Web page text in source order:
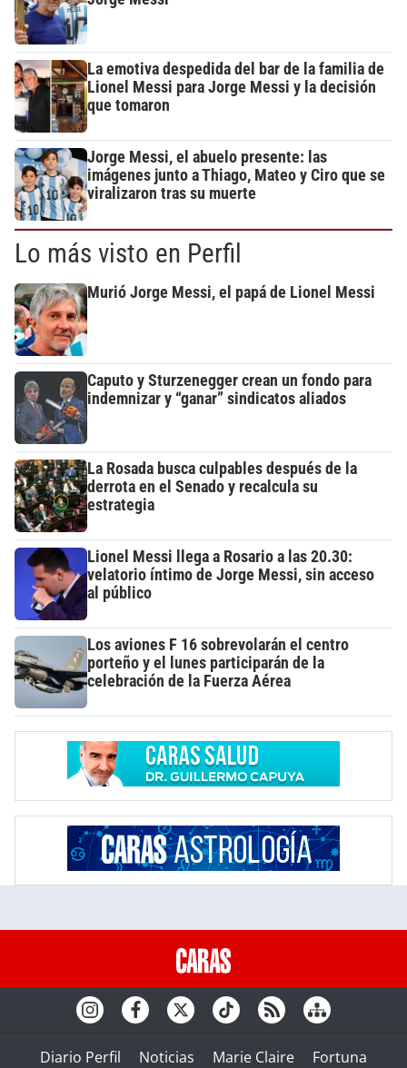
La emotiva despedida del bar de la familia de
Lionel Messi para Jorge Messi y la decisión
que tomaron
Jorge Messi, el abuelo presente: las
imágenes junto a Thiago, Mateo y Ciro que se
viralizaron tras su muerte
Lo más visto en Perfil
Murió Jorge Messi, el papá de Lionel Messi
Caputo y Sturzenegger crean un fondo para
indemnizar y “ganar” sindicatos aliados
La Rosada busca culpables después de la
derrota en el Senado y recalcula su
estrategia
Lionel Messi llega a Rosario a las 20.30:
velatorio íntimo de Jorge Messi, sin acceso
al público
Los aviones F 16 sobrevolarán el centro
porteño y el lunes participarán de la
celebración de la Fuerza Aérea
Diario Perfil Noticias Marie Claire Fortuna